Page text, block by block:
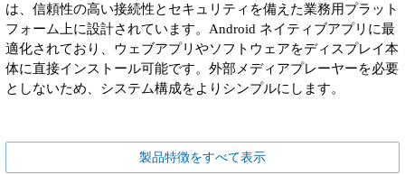
は、信頼性の高い接続性とセキュリティを備えた業務用プラット
フォーム上に設計されています。Android ネイティブアプリに最
適化されており、ウェブアプリやソフトウェアをディスプレイ本
体に直接インストール可能です。外部メディアプレーヤーを必要
としないため、システム構成をよりシンプルにします。
製品特徴をすべて表示